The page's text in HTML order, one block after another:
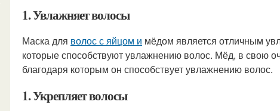
1. Увлажняет волосы
Маска для волос с яйцом и мёдом является отличным
которые способствуют увлажнению волос. Мёд, в свою
благодаря которым он способствует увлажнению волос.
1. Укрепляет волосы